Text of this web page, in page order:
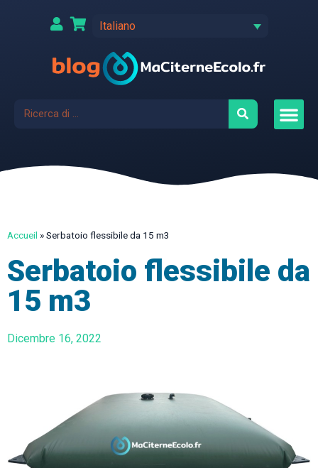
Italiano
Accueil »Serbatoio flessibile da 15 m3
Serbatoio flessibile da
15 m3
Dicembre 16, 2022